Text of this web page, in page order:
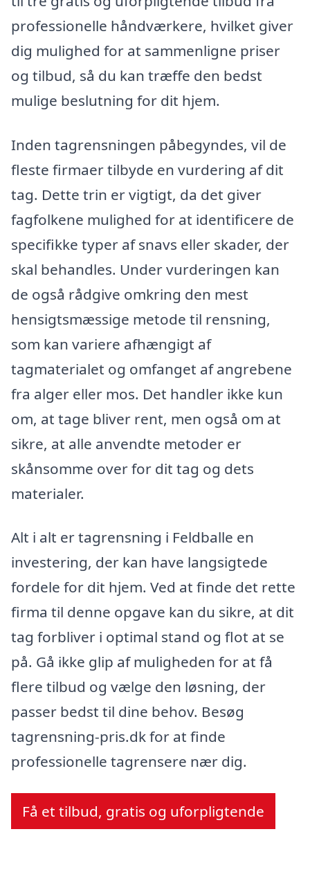
professionelle håndværkere, hvilket giver
dig mulighed for at sammenligne priser
og tilbud, så du kan træffe den bedst
mulige beslutning for dit hjem.
Inden tagrensningen påbegyndes, vil de
fleste firmaer tilbyde en vurdering af dit
tag. Dette trin er vigtigt, da det giver
fagfolkene mulighed for at identificere de
specifikke typer af snavs eller skader, der
skal behandles. Under vurderingen kan
de også rådgive omkring den mest
hensigtsmæssige metode til rensning,
som kan variere afhængigt af
tagmaterialet og omfanget af angrebene
fra alger eller mos. Det handler ikke kun
om, at tage bliver rent, men også om at
sikre, at alle anvendte metoder er
skånsomme over for dit tag og dets
materialer.
Alt i alt er tagrensning i Feldballe en
investering, der kan have langsigtede
fordele for dit hjem. Ved at finde det rette
firma til denne opgave kan du sikre, at dit
tag forbliver i optimal stand og flot at se
på. Gå ikke glip af muligheden for at få
flere tilbud og vælge den løsning, der
passer bedst til dine behov. Besøg
tagrensning-pris.dk for at finde
professionelle tagrensere nær dig.
Få et tilbud, gratis og uforpligtende